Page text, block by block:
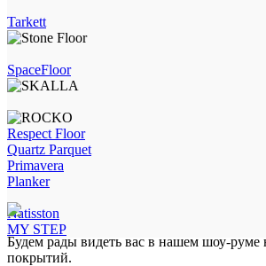
Tarkett
SpaceFloor
Respect Floor
Quartz Parquet
Primavera
Planker
Natisston
MY STEP
Будем рады видеть вас в нашем шоу-руме
покрытий.